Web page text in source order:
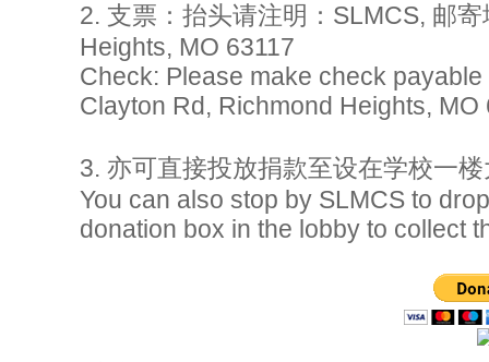
2. 支票：抬头请注明：SLMCS, 邮
Heights, MO 63117
Check: Please make check
Clayton Rd, Richmond Heights, MO
3. 亦可直接投放捐款至设在学校一
You can also stop by SLMCS to
donation box in the lobby to collect